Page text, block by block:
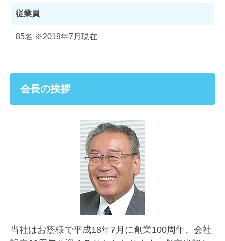
従業員
85名 ※2019年7月現在
会長の挨拶
当社はお蔭様で平成18年7月に創業100周年、会社